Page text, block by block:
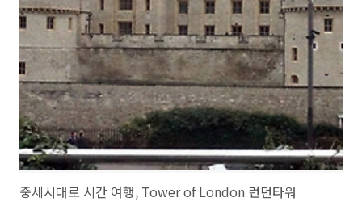
중세시대로 시간 여행, Tower of London 런던타워